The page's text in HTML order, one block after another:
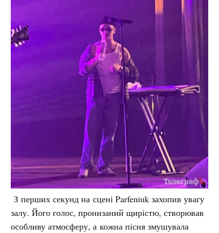
З перших секунд на сцені Parfeniuk захопив увагу
залу. Його голос, пронизаний щирістю, створював
особливу атмосферу, а кожна пісня змушувала